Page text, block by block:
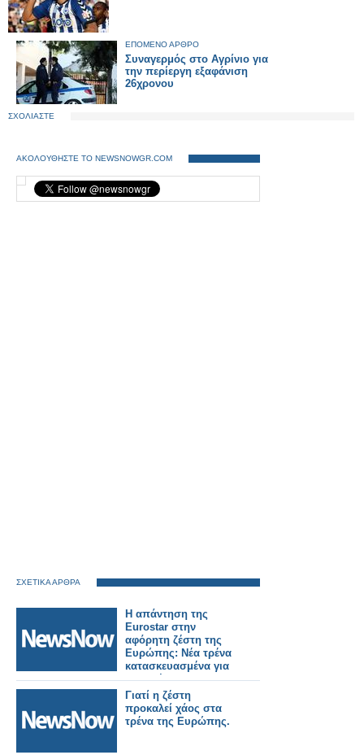
ΕΠΟΜΕΝΟ ΑΡΘΡΟ
Συναγερμός στο Αγρίνιο για
την περίεργη εξαφάνιση
26χρονου
ΣΧΟΛΙΑΣΤΕ
ΑΚΟΛΟΥΘΗΣΤΕ ΤΟ NEWSNOWGR.COM
ΣΧΕΤΙΚΑ ΑΡΘΡΑ
Η απάντηση της
Eurostar στην
αφόρητη ζέστη της
Ευρώπης: Νέα τρένα
κατασκευασμένα για
να αντέχουν σε
θερμοκρασίες 55°C.
Γιατί η ζέστη
προκαλεί χάος στα
τρένα της Ευρώπης.